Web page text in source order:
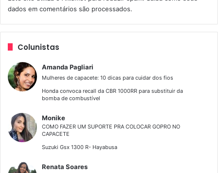
dados em comentários são processados.
Colunistas
Amanda Pagliari
Mulheres de capacete: 10 dicas para cuidar dos fios
Honda convoca recall da CBR 1000RR para substituir da
bomba de combustível
Monike
COMO FAZER UM SUPORTE PRA COLOCAR GOPRO NO
CAPACETE
Suzuki Gsx 1300 R- Hayabusa
Renata Soares